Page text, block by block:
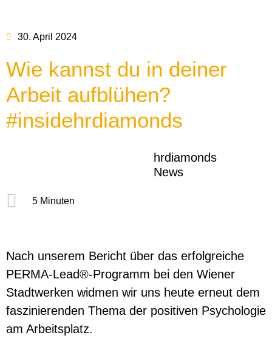
30. April 2024
Wie kannst du in deiner
Arbeit aufblühen?
#insidehrdiamonds
hrdiamonds
News
5 Minuten
Nach unserem Bericht über das erfolgreiche
PERMA-Lead®-Programm bei den Wiener
Stadtwerken widmen wir uns heute erneut dem
faszinierenden Thema der positiven Psychologie
am Arbeitsplatz.